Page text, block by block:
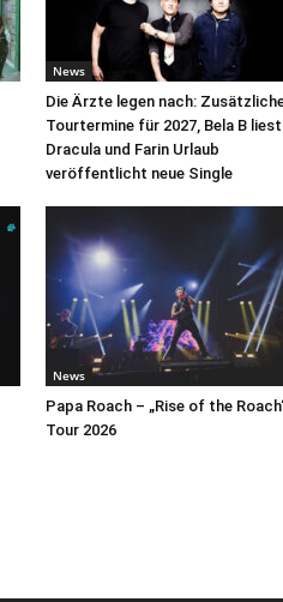
News
Die Ärzte legen nach:
Tourtermine für 2027, Bela B liest
Dracula und Farin Urlaub
veröffentlicht neue Single
News
Papa Roach – „Rise of the
Tour 2026